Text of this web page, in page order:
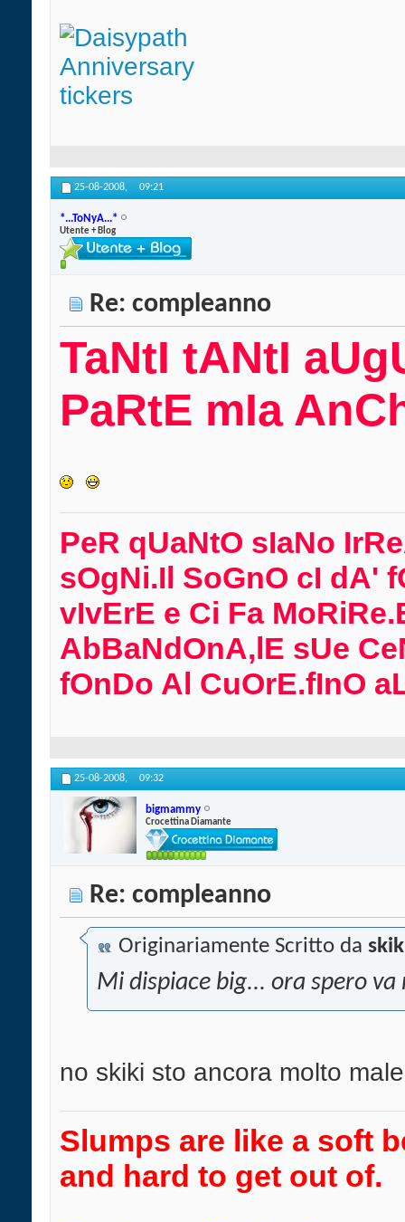
25-08-2008, 09:21
*...ToNyA...*
Utente + Blog
Re: compleanno
TaNtI tANtI
PaRtE mIa
PeR qUaNtO sIaNo
sOgNi.Il SoGnO cI dA'
vIvErE e Ci Fa
AbBaNdOnA,lE sUe
fOnDo Al CuOrE.fInO
25-08-2008, 09:32
bigmammy
Crocettina Diamante
Re: compleanno
Originariamente Scritto da
Mi dispiace big... ora spero
no skiki sto ancora molto
Slumps are like a soft
and hard to get out of.